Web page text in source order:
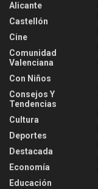
Alicante
Castellón
Cine
Comunidad
Valenciana
Con Niños
Consejos Y
Tendencias
Cultura
Deportes
Destacada
Economía
Educación